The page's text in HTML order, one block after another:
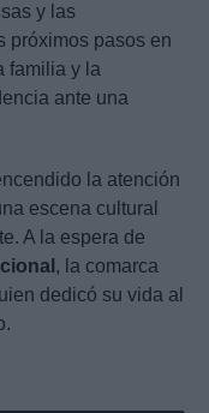
y las
próximos pasos en
familia y la
ante una
la atención
escena cultural
A la espera de
, la comarca
dedicó su vida al